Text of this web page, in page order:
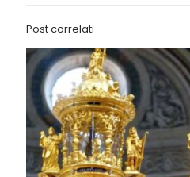
Post correlati